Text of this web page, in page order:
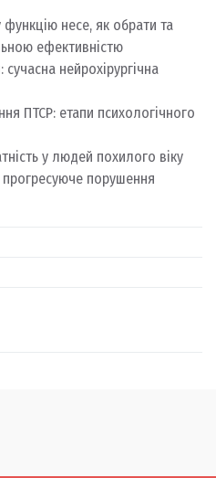
несе, як обрати та
ефективністю
нейрохірургічна
ПТСР: етапи психологічного
у людей похилого віку
прогресуюче порушення